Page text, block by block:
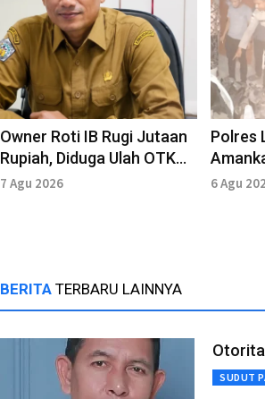
Owner Roti IB Rugi Jutaan
Rupiah, Diduga Ulah OTK
yang Mengaku Sales
7 Agu 2026
Polres
Pelaku
6 Agu
BERITA TERBARU LAINNYA
SUDUT